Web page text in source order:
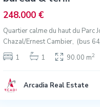
248.000 €
Quartier calme du haut du Parc
Chazal/Ernest Cambier, (bus
1
1 90.00 m2
Arcadia Real Estate